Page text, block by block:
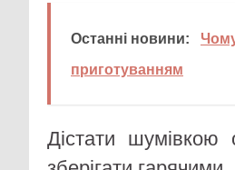
Останні новини:
приготуванням
Дістати шумівкою